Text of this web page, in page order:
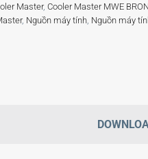
Master, Cooler Master MWE
, Nguồn máy tính Nguồn máy